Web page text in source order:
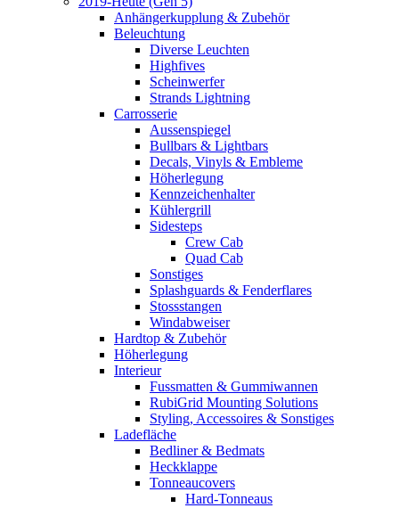
Anhängerkupplung & Zubehör
Beleuchtung
Diverse Leuchten
Highfives
Scheinwerfer
Strands Lightning
Carrosserie
Aussenspiegel
Bullbars & Lightbars
Decals, Vinyls & Embleme
Höherlegung
Kennzeichenhalter
Kühlergrill
Sidesteps
Crew Cab
Quad Cab
Sonstiges
Splashguards & Fenderflares
Stossstangen
Windabweiser
Hardtop & Zubehör
Höherlegung
Interieur
Fussmatten & Gummiwannen
RubiGrid Mounting Solutions
Styling, Accessoires & Sonstiges
Ladefläche
Bedliner & Bedmats
Heckklappe
Tonneaucovers
Hard-Tonneaus